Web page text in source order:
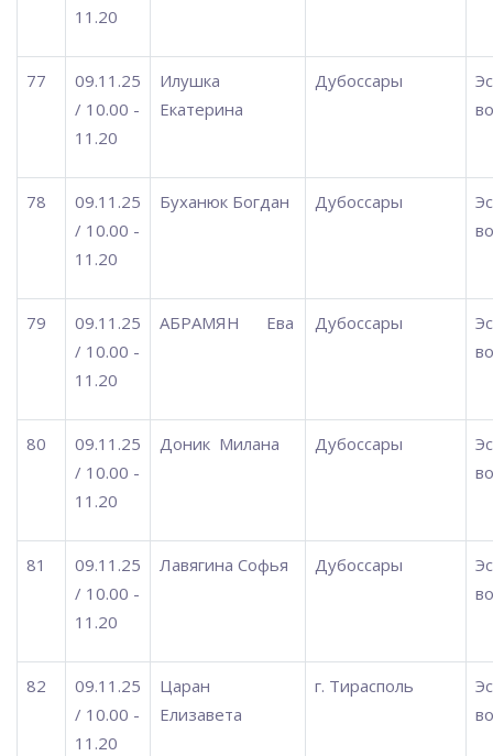
11.20
77
09.11.25
/ 10.00 -
11.20
Илушка
Екатерина
Дубоссары
78
09.11.25
/ 10.00 -
11.20
Буханюк Богдан Дубоссары
79
09.11.25
/ 10.00 -
11.20
АБРАМЯН Ева Дубоссары
80
09.11.25
/ 10.00 -
11.20
Доник Милана Дубоссары
81
09.11.25
/ 10.00 -
11.20
Лавягина Софья Дубоссары
82
09.11.25
/ 10.00 -
11.20
Царан
Елизавета
г. Тирасполь